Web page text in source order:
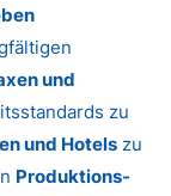
und
zu
und Hotels zu
Produktions-